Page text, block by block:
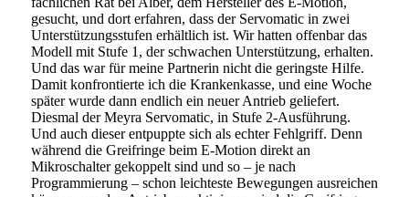
gesucht, und dort erfahren, dass der Servomatic in zwei
Unterstützungsstufen erhältlich ist. Wir hatten offenbar das
Modell mit Stufe 1, der schwachen Unterstützung, erhalten.
Und das war für meine Partnerin nicht die geringste Hilfe.
Damit konfrontierte ich die Krankenkasse, und eine Woche
später wurde dann endlich ein neuer Antrieb geliefert.
Diesmal der Meyra Servomatic, in Stufe 2-Ausführung.
Und auch dieser entpuppte sich als echter Fehlgriff. Denn
während die Greifringe beim E-Motion direkt an
Mikroschalter gekoppelt sind und so – je nach
Programmierung – schon leichteste Bewegungen ausreichen